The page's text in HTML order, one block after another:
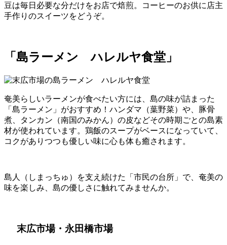
豆は毎日必要な分だけをお店で焙煎。コーヒーのお供に店主
手作りのスイーツをどうぞ。
「島ラーメン ハレルヤ食堂」
奄美らしいラーメンが食べたい方には、島の味が詰まった
「島ラーメン」がおすすめ！ハンダマ（葉野菜）や、豚骨
煮、タンカン（南国のみかん）の皮などその時期ごとの島素
材が使われています。鶏飯のスープがベースになっていて、
コクがありつつも優しい味に心も体も癒されます。
島人（しまっちゅ）を支え続けた「市民の台所」で、奄美の
味を楽しみ、島の優しさに触れてみませんか。
末広市場・永田橋市場